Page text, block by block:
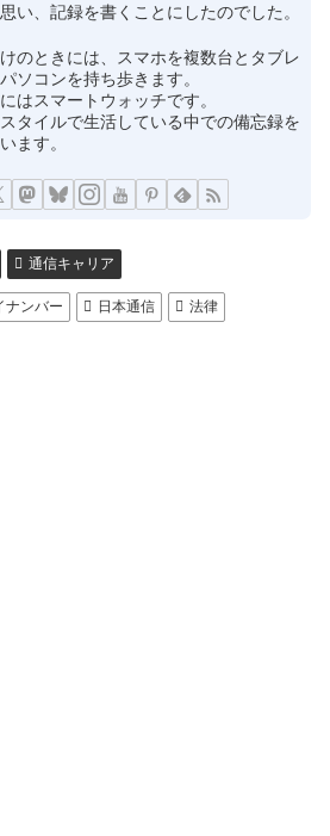
い、記録を書くことにしたのでした。
のときには、スマホを複数台とタブレ
ソコンを持ち歩きます。
はスマートウォッチです。
タイルで生活している中での備忘録を
ます。
通信キャリア
ナンバー 日本通信
法律